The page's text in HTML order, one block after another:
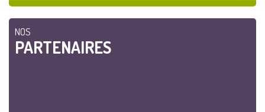
NOS
PARTENAIRES